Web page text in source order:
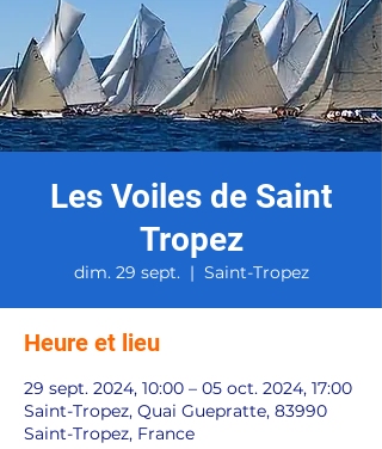
Les Voiles de Saint
Tropez
dim. 29 sept.
  |
Saint-Tropez
Heure et lieu
29 sept. 2024, 10:00 – 05 oct. 2024, 17:00
Saint-Tropez, Quai Guepratte, 83990
Saint-Tropez, France